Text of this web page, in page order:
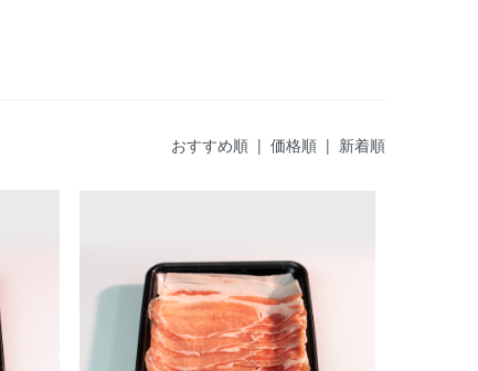
おすすめ順 | 価格順 | 新着順